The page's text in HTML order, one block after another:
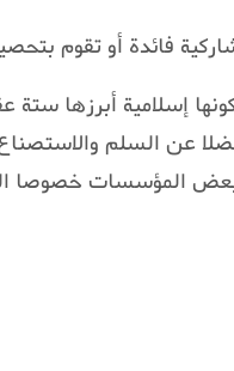
فائدة أو تقوم
إسلامية أبرزها ستة
فضلا عن السلم
المؤسسات خصوصا